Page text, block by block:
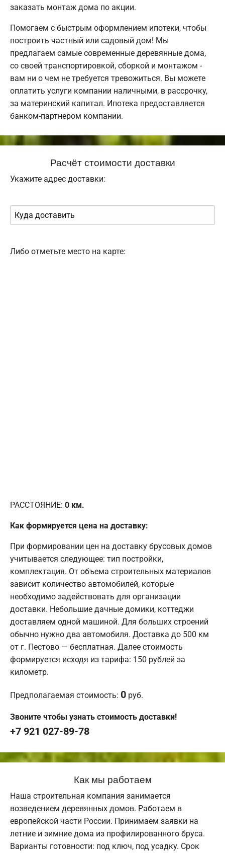
заказать монтаж дома по акции.
Помогаем с быстрым оформлением ипотеки, чтобы
построить частный или садовый дом! Мы
предлагаем самые современные деревянные дома,
со своей транспортировкой, сборкой и монтажом -
вам ни о чем не требуется тревожиться. Вы можете
оплатить услуги компании наличными, в рассрочку,
за материнский капитал. Ипотека предоставляется
банком-партнером компании.
Расчёт стоимости доставки
Укажите адрес доставки:
Либо отметьте место на карте:
РАССТОЯНИЕ: 0 км.
Как формируется цена на доставку:
При формировании цен на доставку брусовых домов
учитывается следующее: тип постройки,
комплектация. От объема строительных материалов
зависит количество автомобилей, которые
необходимо задействовать для организации
доставки. Небольшие дачные домики, коттеджи
доставляем одной машиной. Для больших строений
обычно нужно два автомобиля. Доставка до 500 км
от г. Пестово — бесплатная. Далее стоимость
формируется исходя из тарифа: 150 рублей за
километр.
Предполагаемая стоимость: 0 руб.
Звоните чтобы узнать стоимость доставки!
+7 921 027-89-78
Как мы работаем
Наша строительная компания занимается
возведением деревянных домов. Работаем в
европейской части России. Принимаем заявки на
летние и зимние дома из профилированного бруса.
Варианты готовности: под ключ, под усадку. Срок